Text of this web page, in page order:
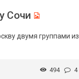
Сочи
двумя группами из
494 4